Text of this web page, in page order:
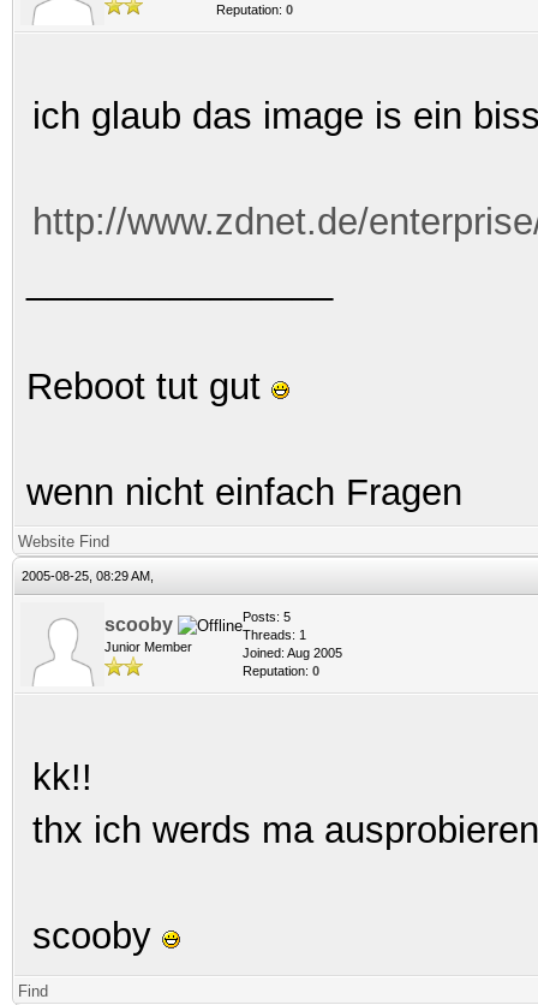
Reputation: 0
ich glaub das image is ein
http://www.zdnet.de/
Reboot tut gut
wenn nicht einfach Fragen
Website Find
2005-08-25, 08:29 AM,
scooby
Junior Member
Posts: 5
Threads: 1
Joined: Aug 2005
Reputation: 0
kk!!
thx ich werds ma ausprobieren
scooby
Find